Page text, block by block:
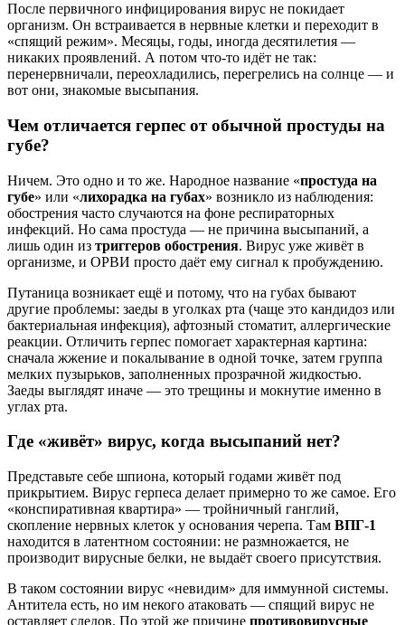
После первичного инфицирования вирус не покидает
организм. Он встраивается в нервные клетки и переходит в
«спящий режим». Месяцы, годы, иногда десятилетия —
никаких проявлений. А потом что-то идёт не так:
перенервничали, переохладились, перегрелись на солнце — и
вот они, знакомые высыпания.
Чем отличается герпес от обычной простуды на
губе?
Ничем. Это одно и то же. Народное название «простуда на
губе» или «лихорадка на губах» возникло из наблюдения:
обострения часто случаются на фоне респираторных
инфекций. Но сама простуда — не причина высыпаний, а
лишь один из триггеров обострения. Вирус уже живёт в
организме, и ОРВИ просто даёт ему сигнал к пробуждению.
Путаница возникает ещё и потому, что на губах бывают
другие проблемы: заеды в уголках рта (чаще это кандидоз или
бактериальная инфекция), афтозный стоматит, аллергические
реакции. Отличить герпес помогает характерная картина:
сначала жжение и покалывание в одной точке, затем группа
мелких пузырьков, заполненных прозрачной жидкостью.
Заеды выглядят иначе — это трещины и мокнутие именно в
углах рта.
Где «живёт» вирус, когда высыпаний нет?
Представьте себе шпиона, который годами живёт под
прикрытием. Вирус герпеса делает примерно то же самое. Его
«конспиративная квартира» — тройничный ганглий,
скопление нервных клеток у основания черепа. Там ВПГ-1
находится в латентном состоянии: не размножается, не
производит вирусные белки, не выдаёт своего присутствия.
В таком состоянии вирус «невидим» для иммунной системы.
Антитела есть, но им некого атаковать — спящий вирус не
оставляет следов. По этой же причине противовирусные